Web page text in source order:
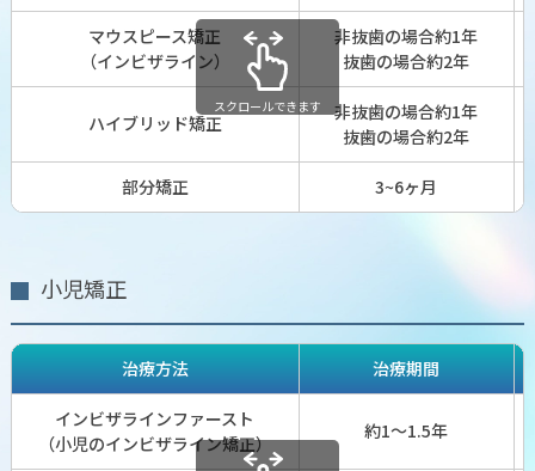
マウスピース矯正
（インビザライン）
非抜歯の場合約1年
抜歯の場合約2年
ハイブリッド矯正
非抜歯の場合約1年
抜歯の場合約2年
部分矯正 3~6ヶ月
スクロールできます
小児矯正
治療方法 治療期間
インビザラインファースト
（小児のインビザライン矯正）
約1〜1.5年